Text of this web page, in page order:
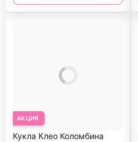
АКЦИЯ
Кукла Клео Коломбина